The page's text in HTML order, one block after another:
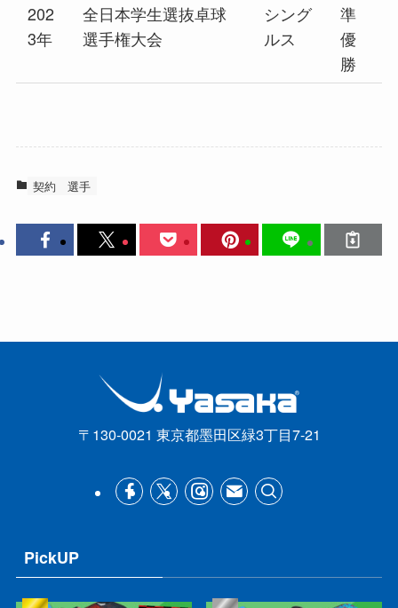
202
3年
全日本学生選抜卓球
選手権大会
シング
ルス
準
優
勝
契約 選手
〒130-0021 東京都墨田区緑3丁目7-21
PickUP